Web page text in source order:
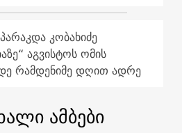
კობახიძე
აგვისტოს ომის
რამდენიმე დღით ადრე
ამბები